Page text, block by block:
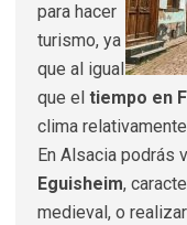
para hacer
turismo, ya
que al igual
que el tiempo en
clima
En Alsacia podrás
Eguisheim,
medieval, o